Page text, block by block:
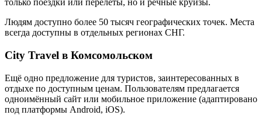
только поездки или перелёты, но и речные круизы.
Людям доступно более 50 тысяч географических точек. Места
всегда доступны в отдельных регионах СНГ.
City Travel в Комсомольском
Ещё одно предложение для туристов, заинтересованных в
отдыхе по доступным ценам. Пользователям предлагается
одноимённый сайт или мобильное приложение (адаптировано
под платформы Android, iOS).